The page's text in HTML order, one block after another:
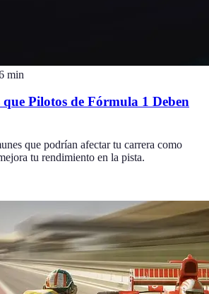
min
Pilotos de Fórmula 1 Deben
que podrían afectar tu carrera como
tu rendimiento en la pista.